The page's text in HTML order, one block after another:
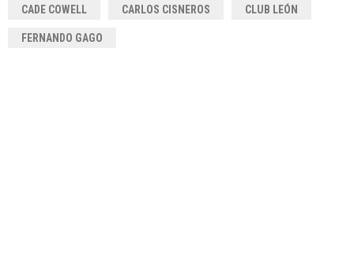
CADE COWELL CARLOS CISNEROS CLUB LEÓN
FERNANDO GAGO